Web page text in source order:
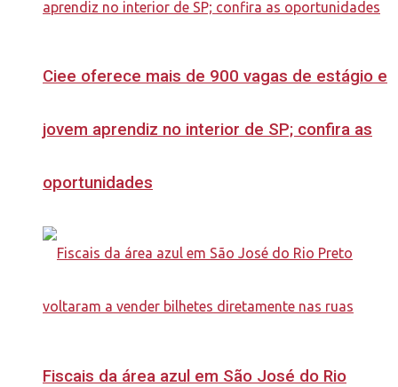
Ciee oferece mais de 900 vagas de estágio e
jovem aprendiz no interior de SP; confira as
oportunidades
Fiscais da área azul em São José do Rio